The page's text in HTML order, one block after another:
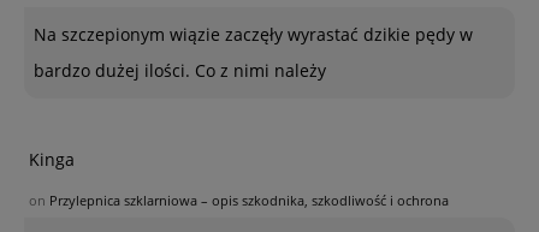
Na szczepionym wiązie zaczęły wyrastać dzikie pędy w
bardzo dużej ilości. Co z nimi należy
Kinga
on Przylepnica szklarniowa – opis szkodnika, szkodliwość i ochrona